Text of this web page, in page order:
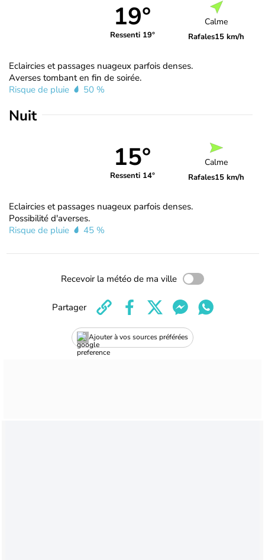
19°
Ressenti 19°
Calme
Rafales15 km/h
Eclaircies et passages nuageux parfois denses.
Averses tombant en fin de soirée.
Risque de pluie
50 %
Nuit
15°
Ressenti 14°
Calme
Rafales15 km/h
Eclaircies et passages nuageux parfois denses.
Possibilité d'averses.
Risque de pluie
45 %
Recevoir la météo de ma ville
Ajouter à vos sources préférées
Partager